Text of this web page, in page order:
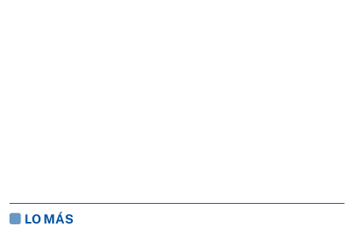
LO MÁS